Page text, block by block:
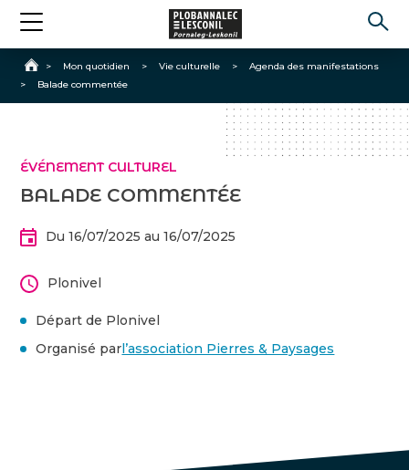
Accueil
> Mon quotidien > Vie culturelle >
Agenda des manifestations
>
Balade commentée
ÉVÉNEMENT CULTUREL
BALADE COMMENTÉE
Du 16/07/2025 au 16/07/2025
Plonivel
Départ de Plonivel
Organisé parl’association Pierres & Paysages